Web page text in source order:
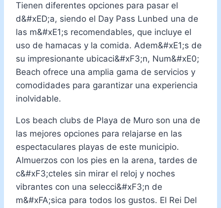
Tienen diferentes opciones para pasar el
d&#xED;a, siendo el Day Pass Lunbed una de
las m&#xE1;s recomendables, que incluye el
uso de hamacas y la comida. Adem&#xE1;s de
su impresionante ubicaci&#xF3;n, Num&#xE0;
Beach ofrece una amplia gama de servicios y
comodidades para garantizar una experiencia
inolvidable.
Los beach clubs de Playa de Muro son una de
las mejores opciones para relajarse en las
espectaculares playas de este municipio.
Almuerzos con los pies en la arena, tardes de
c&#xF3;cteles sin mirar el reloj y noches
vibrantes con una selecci&#xF3;n de
m&#xFA;sica para todos los gustos. El Rei Del